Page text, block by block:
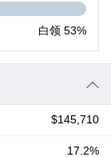
白领 53%
$145,710
17.2%